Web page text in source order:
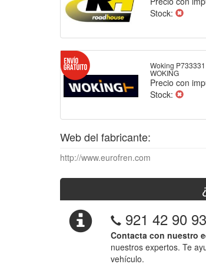
Stock:
Woking
WOKING
Precio con
Stock:
Web del fabricante:
http://www.eurofren.com
921 42 90 93
Contacta con nuestro
nuestros expertos. Te
vehículo.